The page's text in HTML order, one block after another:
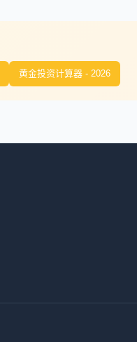
黄金投资计算器 - 2026